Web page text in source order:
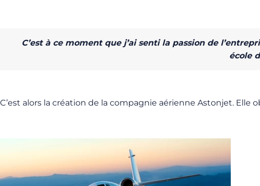
C’est à ce moment que j’ai senti la passion de
école
C’est alors la création de la compagnie aérienne Astonjet. Elle